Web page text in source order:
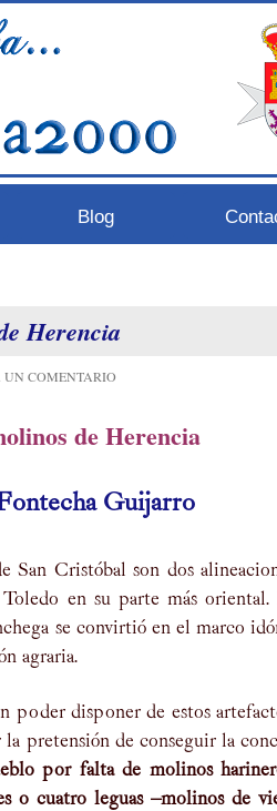
Blog
Herencia
UN COMENTARIO
de Herencia
Guijarro
Cristóbal son dos
en su parte más
se convirtió en el marco
agraria.
poder disponer de estos
pretensión de conseguir la
por falta de molinos
cuatro leguas –molinos de